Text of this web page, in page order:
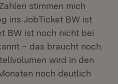
stimmen mich
ins JobTicket BW ist
BW ist noch nicht bei
– das braucht noch
wird in den
noch deutlich